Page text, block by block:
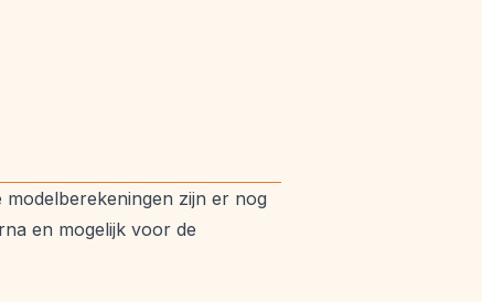
zijn er nog
en mogelijk voor de